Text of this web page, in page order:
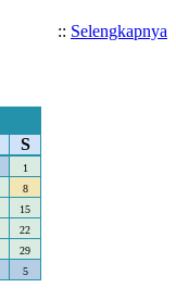
:: Selengkapnya
S
1
8
15
22
29
5